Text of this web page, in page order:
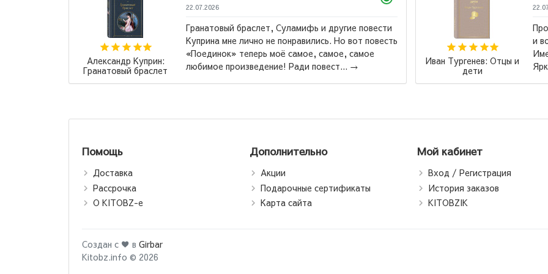
Гранатовый браслет, Суламифь и другие повести
Куприна мне лично не понравились. Но вот повесть
«Поединок» теперь моё самое, самое, самое
любимое произведение! Ради повест...→
Иван Тургенев: Отцы и
дети
22.07.2026
Произведение к которому хочется
и возвращаться. Замечательное издание,
Именно с этой книги начала
Яркие Страницы. Удобный шрифт для...→
Помощь
Доставка
Рассрочка
О KITOBZ-е
Дополнительно
Акции
Подарочные сертификаты
Карта сайта
Мой кабинет
Вход / Регистрация
История заказов
KITOBZIK
Создан с ♥ в Girbar
Kitobz.info © 2026